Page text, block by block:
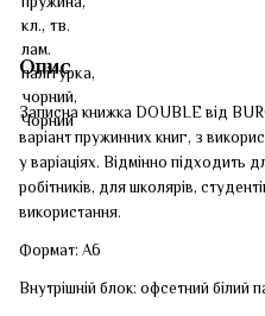
Опис
Записна книжка DOUBLE від
варіант пружинних книг, з
у варіаціях. Відмінно підходить
робітників, для школярів,
використання.
Формат: А6
Внутрішній блок: офсетний білий